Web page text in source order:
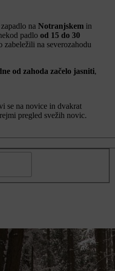
na Notranjskem in
padlo od 15 do 30
zabeležili na severozahodu
od zahoda začelo jasniti,
se na novice in dvakrat
pregled svežih novic.